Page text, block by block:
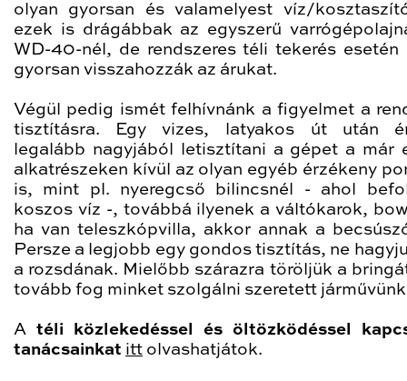
olyan gyorsan és valamelyest víz/
ezek is drágábbak az egyszerű
WD-40-nél, de rendszeres téli tekerés esetén
gyorsan visszahozzák az árukat.
Végül pedig ismét felhívnánk a figyelmet a
tisztításra. Egy vizes, latyakos út után
legalább nagyjából letisztítani a gépet a már
alkatrészeken kívül az olyan egyéb érzékeny
is, mint pl. nyeregcső bilincsnél - ahol
koszos víz -, továbbá ilyenek a váltókarok,
ha van teleszkópvilla, akkor annak a
Persze a legjobb egy gondos tisztítás, ne
a rozsdának. Mielőbb szárazra töröljük a
tovább fog minket szolgálni szeretett
A téli közlekedéssel és öltözködéssel
tanácsainkat itt olvashatjátok.